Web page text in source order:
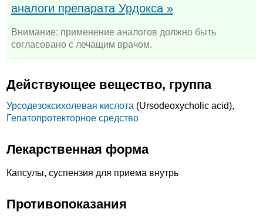
аналоги препарата Урдокса »
Внимание: применение аналогов должно быть
согласовано с лечащим врачом.
Действующее вещество, группа
Урсодезоксихолевая кислота (Ursodeoxycholic acid),
Гепатопротекторное средство
Лекарственная форма
Капсулы, суспензия для приема внутрь
Противопоказания